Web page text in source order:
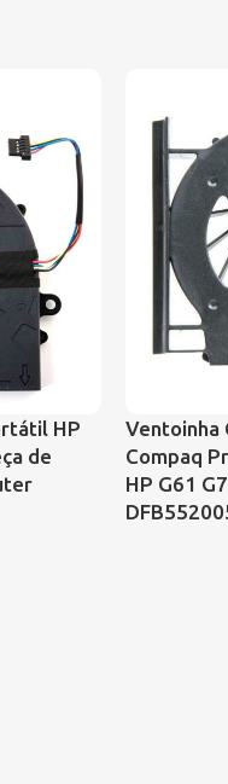
HP
de
Ventoinha
Compaq
HP G61